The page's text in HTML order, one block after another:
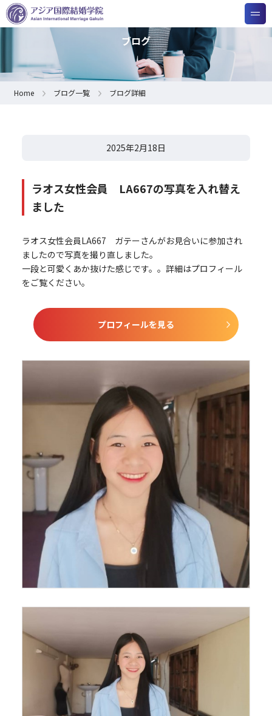
ブログ
Home ブログ一覧 ブログ詳細
2025年2月18日
ラオス女性会員 LA667の写真を入れ替え
ました
ラオス女性会員LA667 ガテーさんがお見合いに参加され
ましたので写真を撮り直しました。
一段と可愛くあか抜けた感じです。。詳細はプロフィール
をご覧ください。
プロフィールを見る